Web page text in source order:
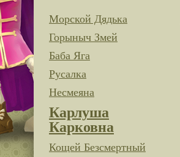
Морской Дядька
Горыныч Змей
Баба Яга
Русалка
Несмеяна
Карлуша
Карковна
Кощей Безсмертный